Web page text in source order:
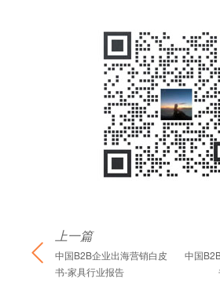
上一篇
中国B2B企业出海营销白皮
书-家具行业报告
中国